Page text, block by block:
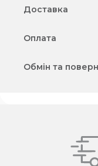
Доставка
Оплата
Обмін та